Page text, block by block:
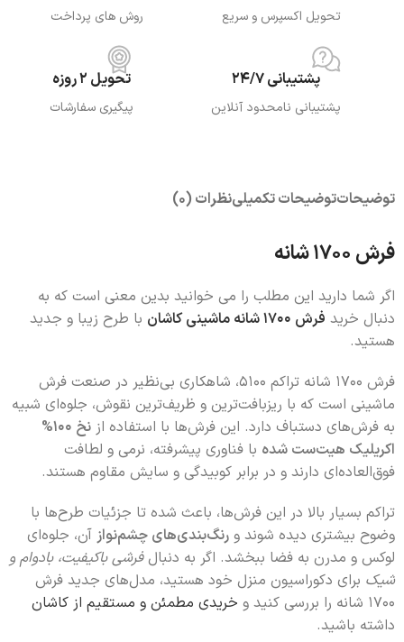
تحویل اکسپرس و سریع روش های پرداخت
پشتیبانی 24/7
پشتیبانی نامحدود آنلاین
تحویل 2 روزه
پیگیری سفارشات
توضیحاتتوضیحات تکمیلینظرات (0)
فرش 1700 شانه
اگر شما دارید این مطلب را می خوانید بدین معنی است که به
دنبال خرید فرش 1700 شانه ماشینی کاشان
با طرح زیبا و جدید
هستید.
فرش 1700 شانه تراکم 5100، شاهکاری بی‌نظیر در صنعت فرش
ماشینی است که با ریزبافت‌ترین و ظریف‌ترین نقوش، جلوه‌ای شبیه
به فرش‌های دستباف دارد. این فرش‌ها با استفاده از
نخ 100%
اکریلیک هیت‌ست شده با فناوری پیشرفته، نرمی و لطافت
فوق‌العاده‌ای دارند و در برابر کوبیدگی و سایش مقاوم هستند.
تراکم بسیار بالا در این فرش‌ها، باعث شده تا جزئیات طرح‌ها با
وضوح بیشتری دیده شوند و رنگ‌بندی‌های چشم‌نواز آن، جلوه‌ای
لوکس و مدرن به فضا ببخشد. اگر به دنبالفرشی باکیفیت، بادوام و
شیک برای دکوراسیون منزل خود هستید، مدل‌های جدید فرش
1700 شانه را بررسی کنید و
خریدی مطمئن و مستقیم از کاشان
داشته باشید.